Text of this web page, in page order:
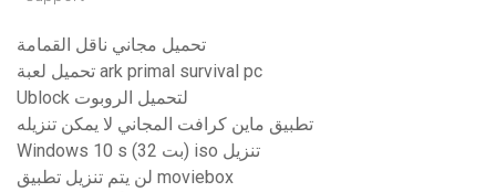
تحميل مجاني ناقل القمامة
تحميل لعبة ark primal survival pc
Ublock لتحميل الروبوت
تطبيق ماين كرافت المجاني لا يمكن تنزيله
Windows 10 s (32 بت) iso تنزيل
لن يتم تنزيل تطبيق moviebox